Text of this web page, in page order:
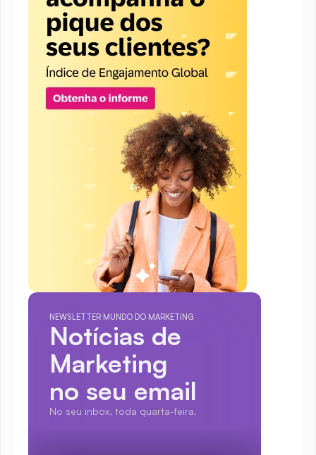
NEWSLETTER MUNDO DO MARKETING
Notícias de
Marketing
no seu email
No seu inbox, toda quarta-feira.